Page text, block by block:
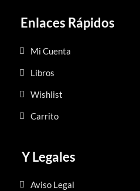
Enlaces Rápidos
Mi Cuenta
Libros
Wishlist
Carrito
Y Legales
Aviso Legal